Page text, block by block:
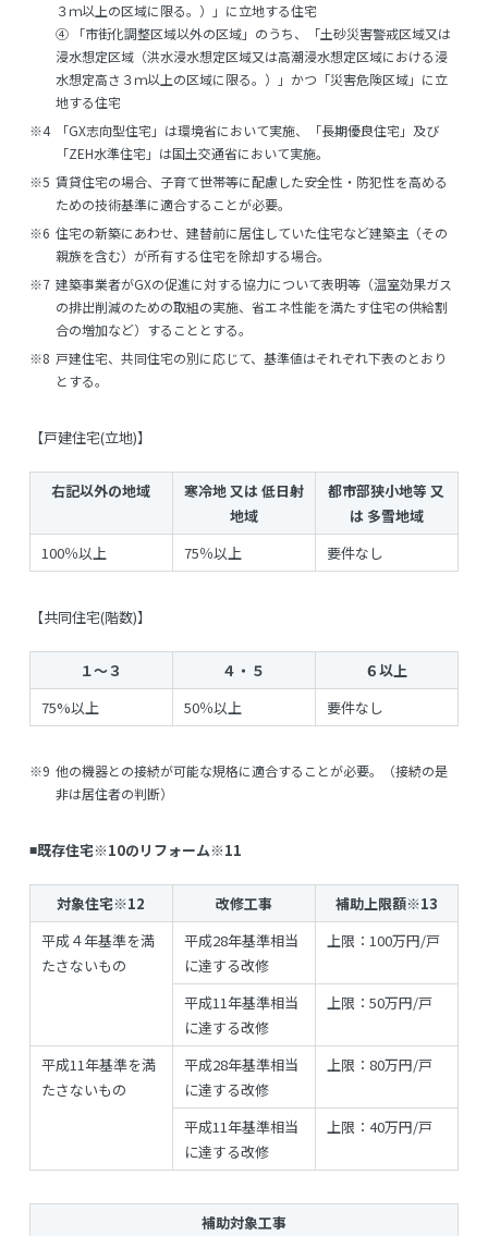
３ｍ以上の区域に限る。）」に立地する住宅
④ 「市街化調整区域以外の区域」のうち、「土砂災害警戒区域又は
浸水想定区域（洪水浸水想定区域又は高潮浸水想定区域における浸
水想定高さ３ｍ以上の区域に限る。）」かつ「災害危険区域」に立
地する住宅
※4
「GX志向型住宅」は環境省において実施、「長期優良住宅」及び
「ZEH水準住宅」は国土交通省において実施。
※5 賃貸住宅の場合、子育て世帯等に配慮した安全性・防犯性を高める
ための技術基準に適合することが必要。
※6 住宅の新築にあわせ、建替前に居住していた住宅など建築主（その
親族を含む）が所有する住宅を除却する場合。
※7 建築事業者がGXの促進に対する協力について表明等（温室効果ガス
の排出削減のための取組の実施、省エネ性能を満たす住宅の供給割
合の増加など）することとする。
※8 戸建住宅、共同住宅の別に応じて、基準値はそれぞれ下表のとおり
とする。
【戸建住宅(立地)】
右記以外の地域
寒冷地 又は 低日射
地域
都市部狭小地等 又
は 多雪地域
100％以上
75％以上 要件なし
【共同住宅(階数)】
１〜３ ４・５
６以上
75%以上
50％以上 要件なし
※9 他の機器との接続が可能な規格に適合することが必要。（接続の是
非は居住者の判断）
◾️既存住宅※10のリフォーム※11
対象住宅※12 改修工事 補助上限額※13
平成４年基準を満
たさないもの
平成28年基準相当
に達する改修
上限：100万円/戸
平成11年基準相当
に達する改修
上限：50万円/戸
平成11年基準を満
たさないもの
平成28年基準相当
に達する改修
上限：80万円/戸
平成11年基準相当
に達する改修
上限：40万円/戸
補助対象工事